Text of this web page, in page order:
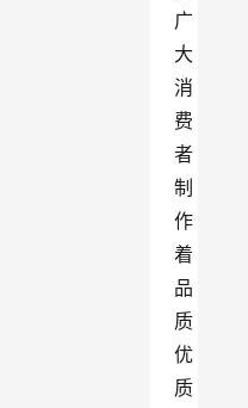
广
大
消
费
者
制
作
着
品
质
优
质